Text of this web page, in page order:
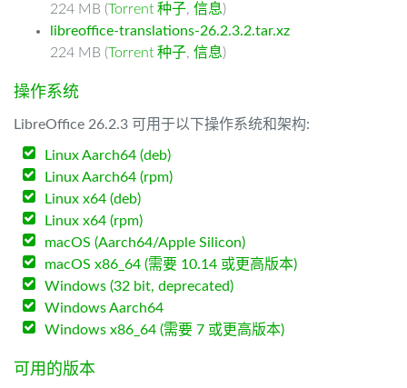
224 MB (Torrent 种子, 信息)
libreoffice-translations-26.2.3.2.tar.xz
224 MB (Torrent 种子, 信息)
操作系统
LibreOffice 26.2.3 可用于以下操作系统和架构:
Linux Aarch64 (deb)
Linux Aarch64 (rpm)
Linux x64 (deb)
Linux x64 (rpm)
macOS (Aarch64/Apple Silicon)
macOS x86_64 (需要 10.14 或更高版本)
Windows (32 bit, deprecated)
Windows Aarch64
Windows x86_64 (需要 7 或更高版本)
可用的版本